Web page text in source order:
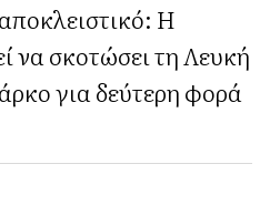
Η
να σκοτώσει τη Λευκή
για δεύτερη φορά